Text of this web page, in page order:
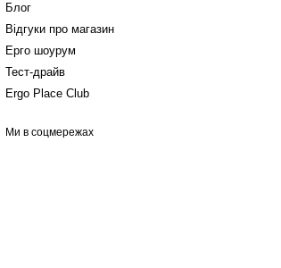
Блог
Відгуки про магазин
Ерго шоурум
Тест-драйв
Ergo Place Club
Ми в соцмережах